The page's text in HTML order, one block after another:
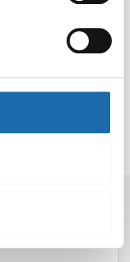
tahansa.